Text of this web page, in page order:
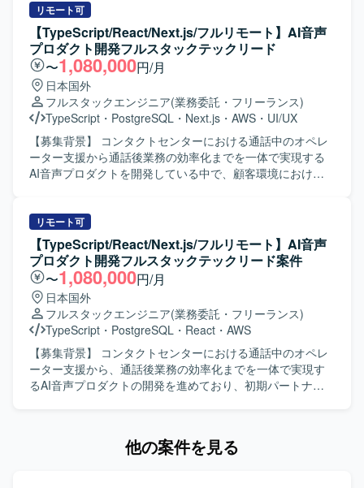
グツール（Cursor / Codex / Claude Code 等）、Docker、
GitHub、AWS を中心としたWebアプリケーション開発環境
を想定しております。
っていただきます。 各企業の業務ニーズに最適化したWeb
アプリケーションと独自開発のプラグインを組み合わせた
ソリューションにおいて、要件定義や技術選定、基本設
計・詳細設計、フロントエンドおよびバックエンドの実
装、テスト、運用保守までを一貫してご担当いただきま
す。 【求める人物像】 生成AI技術への関心が高く、新しい
技術スタックの選定や検証に主体的に取り組んでいただけ
る方を求めています。顧客の業務課題を理解し、関係者と
円滑にコミュニケーションを取りながらソリューションを
形にしていける方が望ましいです。 【ポジションの魅力】
生成AIを活用した業務Webアプリケーションの設計から運
デルや、TypeScript / React / Next.js / Python / FastAPIとい
ったモダンな技術スタックを活用しながら、業務効率化に
直結するソリューション開発の経験を積んでいただけま
す。 【開発環境】 フロントエンド：TypeScript, React.js,
Next.js, Chakra UI, Playwright バックエンド：Python,
FastAPI, pytest AI/開発支援：GitHub Copilot, Claude Code
等
リモート可
【TypeScript/React/Next.js/フルリモート】AI音声
プロダクト開発フルスタックテックリード
〜1,080,000円/月
日本国外
フルスタックエンジニア(業務委託・フリーランス)
TypeScript ・ PostgreSQL ・ Next.js ・ AWS ・ UI/UX
【募集背景】 コンタクトセンターにおける通話中のオペレ
ーター支援から通話後業務の効率化までを一体で実現する
AI音声プロダクトを開発している中で、顧客環境における
を継続的かつスピーディーに進められる体制づくりが課題
となっております。そのため、フロントエンドとバックエ
ンドを横断して自ら設計・実装を担いながら技術課題の整
理や開発優先順位の検討、チームの技術的な意思決定を牽
引するテックリード候補を募集しております。 【作業内
容】 AI音声プロダクトにおけるフロントエンドとバックエ
ンドの設計、開発、運用を行っていただきます。TypeScript
を中心としたWebアプリケーションの機能開発や、通話中
支援、通話後処理、ナレッジ活用に関する機能の設計・実
装を担当していただきます。顧客環境で発生する不具合や
技術課題の調査、原因分析、恒久的な改善を推進していた
ただきます。アーキテクチャ設計、技術選定、リファクタ
リモート可
【TypeScript/React/Next.js/フルリモート】AI音声
プロダクト開発フルスタックテックリード案件
〜1,080,000円/月
日本国外
フルスタックエンジニア(業務委託・フリーランス)
TypeScript ・ PostgreSQL ・ React ・ AWS
【募集背景】 コンタクトセンターにおける通話中のオペレ
ーター支援から、通話後業務の効率化までを一体で実現す
るAI音声プロダクトの開発を進めており、初期パートナー
トエンドとバックエンドを横断して設計・実装を担いなが
他の案件を見る